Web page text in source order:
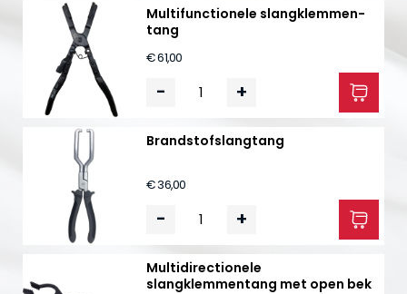
Multifunctionele slangklemmen­
tang
€ 61,00
- +
Brandstofslangtang
€ 36,00
- +
Multidirectionele
slangklemmentang met open bek